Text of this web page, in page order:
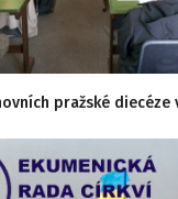
pražské diecéze